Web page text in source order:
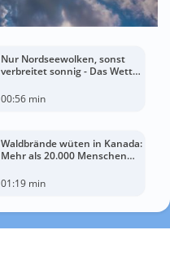
Nur Nordseewolken, sonst
verbreitet sonnig - Das Wetter
00:56 min
Waldbrände wüten in Kanada:
Mehr als 20.000 Menschen
01:19 min